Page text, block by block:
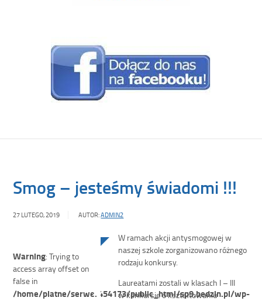
Smog – jesteśmy świadomi !!!
27 LUTEGO, 2019 AUTOR:ADMIN2
Warning: Trying to
access array offset on
false in
/home/platne/serwer454173/public_html/sp9.bedzin.pl/wp-
W ramach akcji antysmogowej w
naszej szkole zorganizowano różnego
rodzaju konkursy.
Laureatami zostali w klasach I – III
w konkursie o kształtowaniu